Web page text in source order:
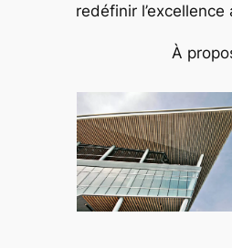
redéfinir
À